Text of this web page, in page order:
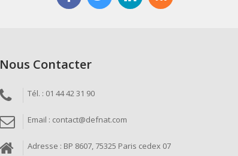
Nous Contacter
Tél. : 01 44 42 31 90
Email : contact@defnat.com
Adresse : BP 8607, 75325 Paris cedex 07